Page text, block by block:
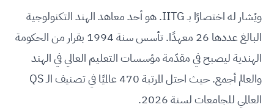
ويُشار له اختصارًا بـ IITG. هو أحد معاهد الهند التكنولوجية
البالغ عددها 26 معهدًا. تأسس سنة 1994 بقرار من الحكومة
الهندية ليصبح في مقدّمة مؤسسات التعليم العالي في الهند
والعالم أجمع. حيث احتل المرتبة 470 عالميًا في تصنيف الـ QS
العالمي للجامعات لسنة 2026.